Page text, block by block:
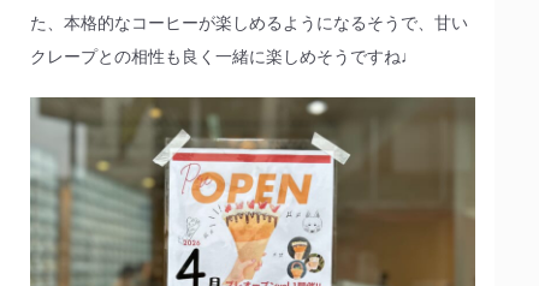
た、本格的なコーヒーが楽しめるようになるそうで、甘い
クレープとの相性も良く一緒に楽しめそうですね♩